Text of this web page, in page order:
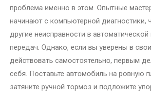
проблема именно в этом. Опытные
начинают с компьютерной диагностики,
другие неисправности в
передач. Однако, если вы уверены в
действовать самостоятельно, первым
себя. Поставьте автомобиль на ровную
затяните ручной тормоз и подложите